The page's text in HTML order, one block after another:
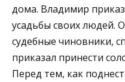
дома. Владимир
усадьбы своих людей.
судебные чиновники,
приказал принести
Перед тем, как